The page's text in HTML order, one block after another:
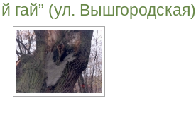
гай” (ул. Вышгородская)